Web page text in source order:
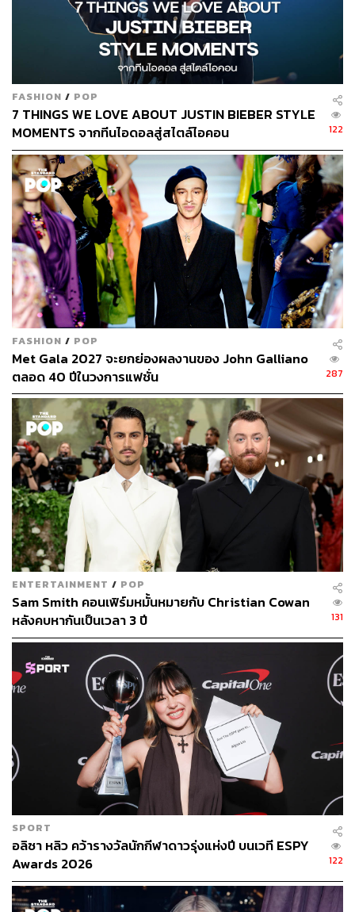
FASHION / POP
7 THINGS WE LOVE ABOUT JUSTIN BIEBER STYLE
MOMENTS จากทีนไอดอลสู่สไตล์ไอคอน
122
FASHION / POP
Met Gala 2027 จะยกย่องผลงานของ John Galliano
ตลอด 40 ปีในวงการแฟชั่น
287
ENTERTAINMENT / POP
Sam Smith คอนเฟิร์มหมั้นหมายกับ Christian Cowan
หลังคบหากันเป็นเวลา 3 ปี
131
SPORT
อลิซา หลิว คว้ารางวัลนักกีฬาดาวรุ่งแห่งปี บนเวที ESPY
Awards 2026
122